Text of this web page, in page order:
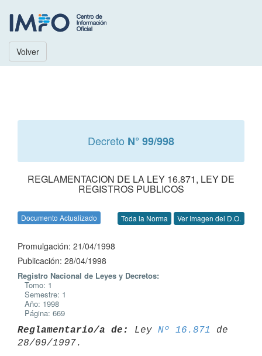
Volver
Decreto N° 99/998
REGLAMENTACION DE LA LEY 16.871, LEY DE
REGISTROS PUBLICOS
Documento Actualizado Toda la Norma Ver Imagen del D.O.
Promulgación: 21/04/1998
Publicación: 28/04/1998
Registro Nacional de Leyes y Decretos:
Tomo: 1
Semestre: 1
Año: 1998
Página: 669
Reglamentario/a de: Ley Nº 16.871
de